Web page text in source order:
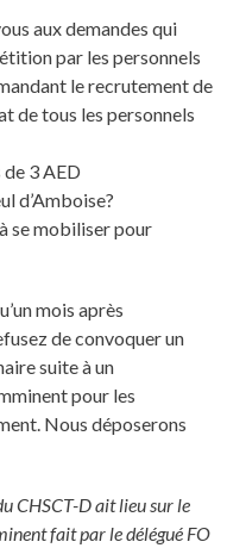
aux demandes qui
par les personnels
le recrutement de
de tous les personnels
3 AED
d’Amboise?
se mobiliser pour
mois après
de convoquer un
suite à un
pour les
Nous déposerons
CHSCT-D ait lieu sur le
fait par le délégué FO